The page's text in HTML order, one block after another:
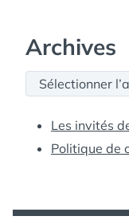
Archives
Archives
Les invités
Politique de